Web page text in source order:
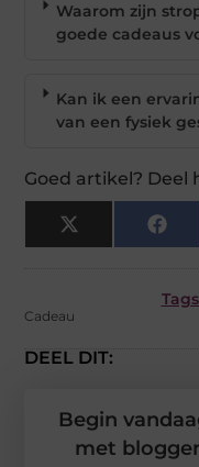
Waarom zijn
goede cadeaus
Kan ik een
van een fysiek
Goed artikel? Deel
X
(Twitter)
Cadeau
DEEL DIT:
Begin
met